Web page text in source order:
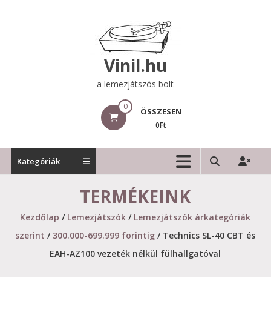
Vinil.hu
a lemezjátszós bolt
0 ÖSSZESEN
0Ft
Kategóriák
TERMÉKEINK
Kezdőlap / Lemezjátszók / Lemezjátszók árkategóriák
szerint / 300.000-699.999 forintig / Technics SL-40 CBT és
EAH-AZ100 vezeték nélkül fülhallgatóval